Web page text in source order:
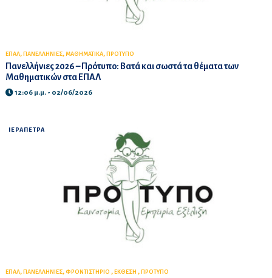
ΕΠΑΛ, ΠΑΝΕΛΛΗΝΙΕΣ, ΜΑΘΗΜΑΤΙΚΑ, ΠΡΟΤΥΠΟ
Πανελλήνιες 2026 – Πρότυπο: Βατά και σωστά τα θέματα των
Μαθηματικών στα ΕΠΑΛ
12:06 μ.μ. - 02/06/2026
ΙΕΡΑΠΕΤΡΑ
ΕΠΑΛ, ΠΑΝΕΛΛΗΝΙΕΣ, ΦΡΟΝΤΙΣΤΗΡΙΟ , ΕΚΘΕΣΗ , ΠΡΟΤΥΠΟ